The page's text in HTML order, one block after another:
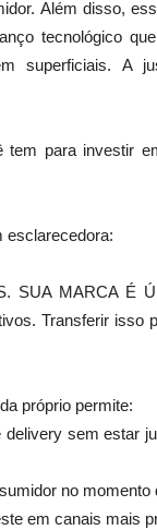
Além disso,
tecnológico
superficiais. A
para investir
esclarecedora:
SUA MARCA É
Transferir isso
próprio permite:
delivery sem estar
no momento
em canais mais